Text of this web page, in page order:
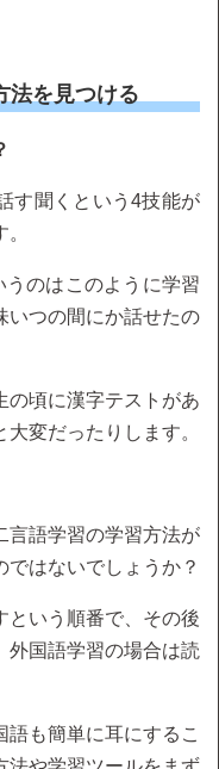
法を見つける
す聞くという4技能が
のはこのように学習
いつの間にか話せたの
の頃に漢字テストがあ
変だったりします。
言語学習の学習方法が
はないでしょうか？
という順番で、その後
外国語学習の場合は読
も簡単に耳にするこ